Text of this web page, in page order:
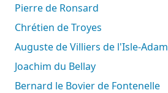
Pierre de Ronsard
Chrétien de Troyes
Auguste de Villiers de l'Isle-Adam
Joachim du Bellay
Bernard le Bovier de Fontenelle